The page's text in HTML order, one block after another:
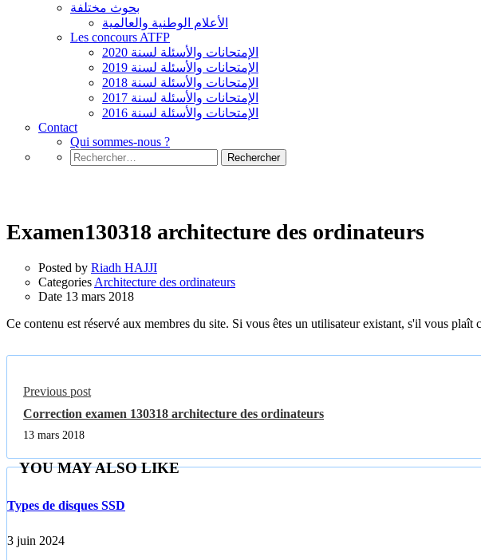
بحوث مختلفة
الأعلام الوطنية والعالمية
Les concours ATFP
الإمتحانات والأسئلة لسنة 2020
الإمتحانات والأسئلة لسنة 2019
الإمتحانات والأسئلة لسنة 2018
الإمتحانات والأسئلة لسنة 2017
الإمتحانات والأسئلة لسنة 2016
Contact
Qui sommes-nous ?
Rechercher :
Examen130318 architecture des ordinateurs
Posted by Riadh HAJJI
Categories Architecture des ordinateurs
Date 13 mars 2018
Ce contenu est réservé aux membres du site. Si vous êtes un utilisateur existant, s'il vous
Previous post
Correction examen 130318 architecture des ordinateurs
13 mars 2018
YOU MAY ALSO LIKE
Types de disques SSD
3 juin 2024